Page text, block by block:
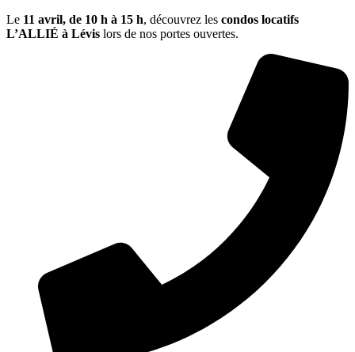
Le 11 avril, de 10 h à 15 h, découvrez les condos locatifs
L’ALLIÉ à Lévis lors de nos portes ouvertes.